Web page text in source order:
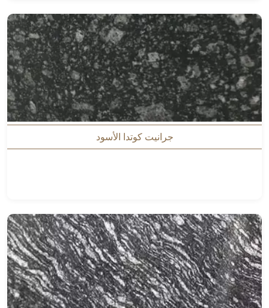
جرانيت كوتدا الأسود